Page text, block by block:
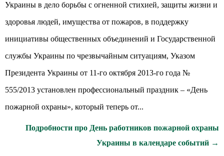
Украины в дело борьбы с огненной стихией, защиты жизни и
здоровья людей, имущества от пожаров, в поддержку
инициативы общественных объединений и Государственной
службы Украины по чрезвычайным ситуациям, Указом
Президента Украины от 11-го октября 2013-го года №
555/2013 установлен профессиональный праздник – «День
пожарной охраны», который теперь от...
Подробности про День работников пожарной охраны
Украины в календаре событий →